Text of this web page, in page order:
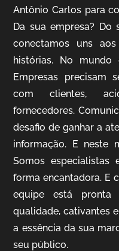
Antônio Carlos para
Da sua empresa?
conectamos uns
histórias. No mundo
Empresas precisam
com clientes,
fornecedores.
desafio de ganhar a
informação. E neste
Somos
forma encantadora. E
equipe está
qualidade, cativantes
a essência da sua
seu público.